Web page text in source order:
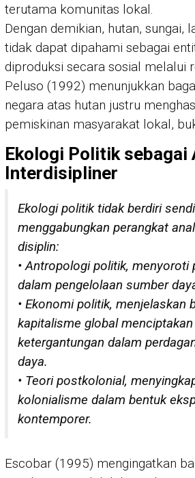
terutama komunitas lokal.
Dengan demikian, hutan, sungai,
tidak dapat dipahami sebagai
diproduksi secara sosial melalui
Peluso (1992) menunjukkan
negara atas hutan justru
pemiskinan masyarakat lokal,
Ekologi Politik sebagai
Interdisipliner
Ekologi politik tidak berdiri
menggabungkan perangkat
disiplin:
• Antropologi politik, menyoroti
dalam pengelolaan sumber
• Ekonomi politik, menjelaskan
kapitalisme global
ketergantungan dalam
daya.
• Teori postkolonial,
kolonialisme dalam bentuk
kontemporer.
Escobar (1995) mengingatkan